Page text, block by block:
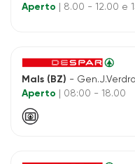
Aperto
| 8.00 - 12.00 e
Mals (BZ) -
Aperto
| 08:00 - 18.00